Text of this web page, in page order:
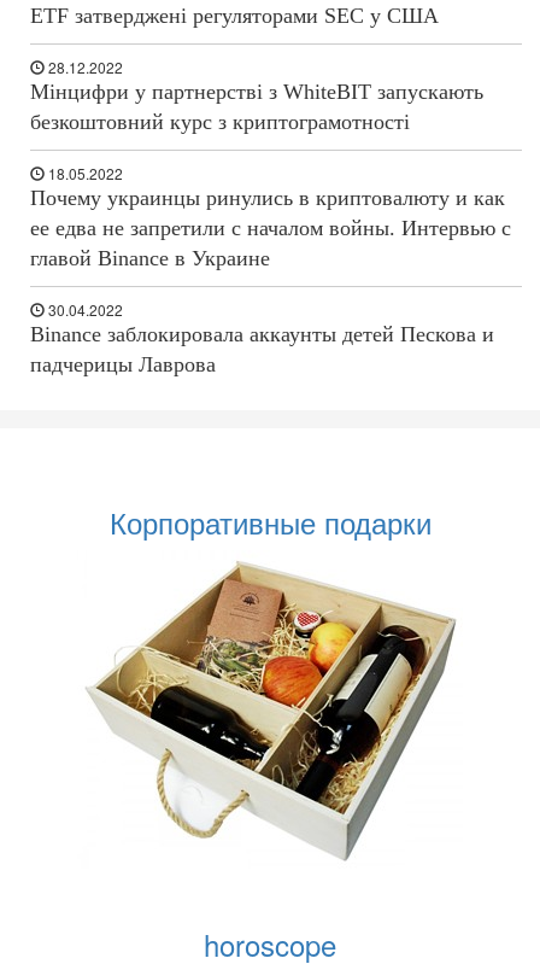
ETF затверджені регуляторами SEC у США
28.12.2022
Мінцифри у партнерстві з WhiteBIT запускають
безкоштовний курс з криптограмотності
18.05.2022
Почему украинцы ринулись в криптовалюту и как
ее едва не запретили с началом войны. Интервью с
главой Binance в Украине
30.04.2022
Binance заблокировала аккаунты детей Пескова и
падчерицы Лаврова
Корпоративные подарки
horoscope